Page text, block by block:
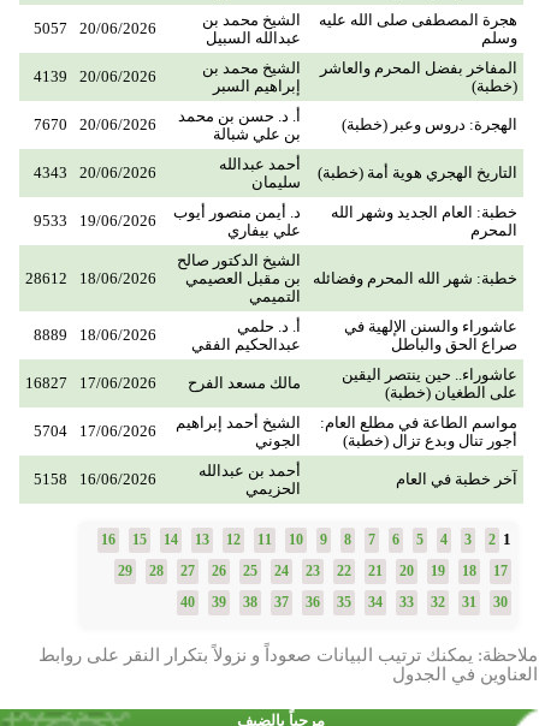
هجرة المصطفى صلى الله عليه
وسلم
الشيخ محمد بن
عبدالله السبيل
20/06/2026
5057
المفاخر بفضل المحرم والعاشر
(خطبة)
الشيخ محمد بن
إبراهيم السبر
20/06/2026
4139
الهجرة: دروس وعبر (خطبة)
أ. د. حسن بن محمد
بن علي شبالة
20/06/2026
7670
التاريخ الهجري هوية أمة (خطبة)
أحمد عبدالله
سليمان
20/06/2026
4343
خطبة: العام الجديد وشهر الله
المحرم
د. أيمن منصور أيوب
علي بيفاري
19/06/2026
9533
خطبة: شهر الله المحرم وفضائله
الشيخ الدكتور صالح
بن مقبل العصيمي
التميمي
18/06/2026
28612
عاشوراء والسنن الإلهية في
صراع الحق والباطل
أ. د. حلمي
عبدالحكيم الفقي
18/06/2026
8889
عاشوراء.. حين ينتصر اليقين
على الطغيان (خطبة)
مالك مسعد الفرح 17/06/2026
16827
مواسم الطاعة في مطلع العام:
أجور تنال وبدع تزال (خطبة)
الشيخ أحمد إبراهيم
الجوني
17/06/2026
5704
آخر خطبة في العام
أحمد بن عبدالله
الحزيمي
16/06/2026
5158
1
2
3
4
5
6
7
8
9
10
11
12
13
14
15
16
17
18
19
20
21
22
23
24
25
26
27
28
29
30
31
32
33
34
35
36
37
38
39
40
ملاحظة: يمكنك ترتيب البيانات صعوداً و نزولاً بتكرار النقر على روابط
العناوين في الجدول
مرحباً بالضيف